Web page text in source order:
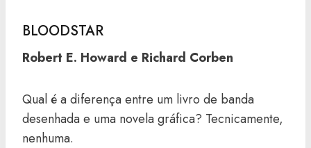
BLOODSTAR
Robert E. Howard e Richard Corben
Qual é a diferença entre um livro de banda
desenhada e uma novela gráfica? Tecnicamente,
nenhuma.